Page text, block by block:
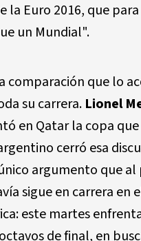
la Euro 2016, que
un Mundial".
comparación que lo
su carrera. Lionel
en Qatar la copa
cerró esa
argumento que
sigue en carrera en
este martes
de final, en